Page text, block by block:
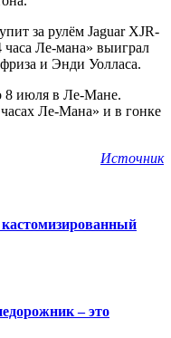
за рулём Jaguar XJR-
часа Ле-мана» выиграл
и Энди Уолласа.
8 июля в Ле-Мане.
Ле-Мана» и в гонке
Источник
– это